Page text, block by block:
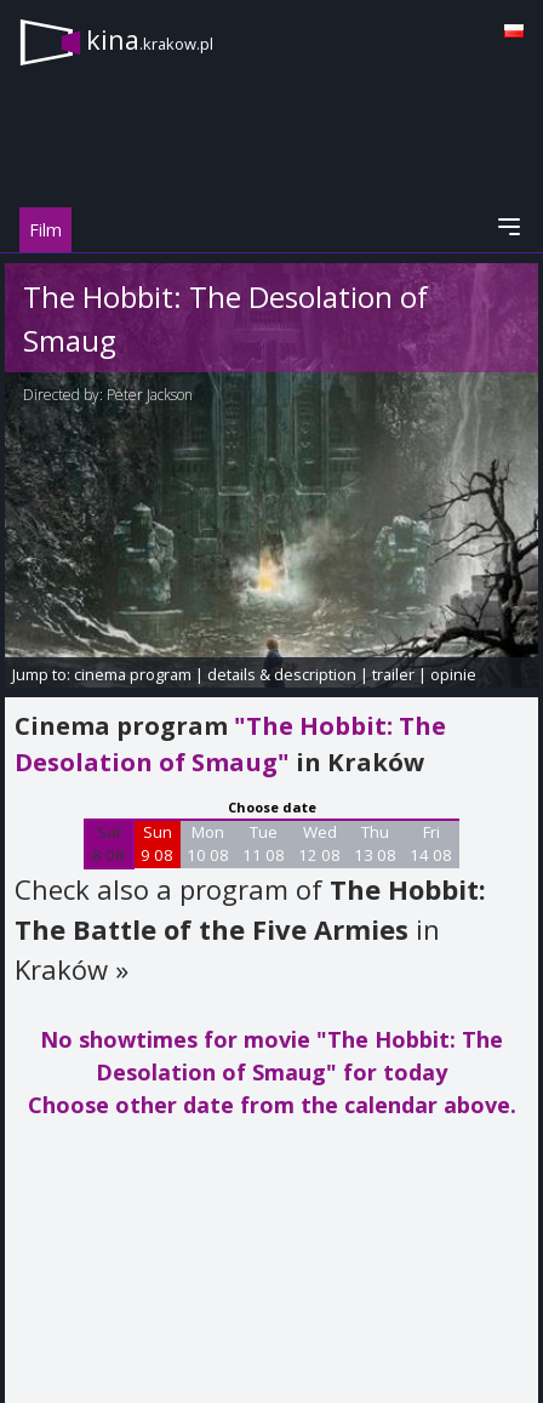
kina.krakow.pl
Film
The Hobbit: The Desolation of
Smaug
Directed by: Peter Jackson
Jump to:cinema program |details & description |trailer|opinie
Cinema program "The Hobbit: The
Desolation of Smaug" in Kraków
Choose date
Sat
8 08
Sun
9 08
Mon
10 08
Tue
11 08
Wed
12 08
Thu
13 08
Fri
14 08
Check also a program of The Hobbit:
The Battle of the Five Armies in
Kraków »
No showtimes for movie "The Hobbit: The
Desolation of Smaug" for today
Choose other date from the calendar above.